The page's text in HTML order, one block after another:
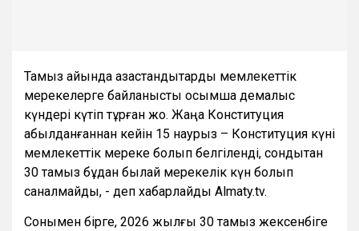
Тамыз айында қазақстандықтарды мемлекеттік
мерекелерге байланысты қосымша демалыс
күндері күтіп тұрған жоқ. Жаңа Конституция
қабылданғаннан кейін 15 наурыз – Конституция күні
мемлекеттік мереке болып белгіленді, сондықтан
30 тамыз бұдан былай мерекелік күн болып
саналмайды, - деп хабарлайды Almaty.tv.
Сонымен бірге, 2026 жылғы 30 тамыз жексенбіге